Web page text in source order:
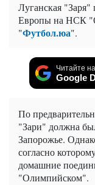
Луганская
Европы на НСК
"Футбол.юа".
Читайте
Google
По
"Зари" должна
Запорожье.
согласно
домашние
"Олимпийском".